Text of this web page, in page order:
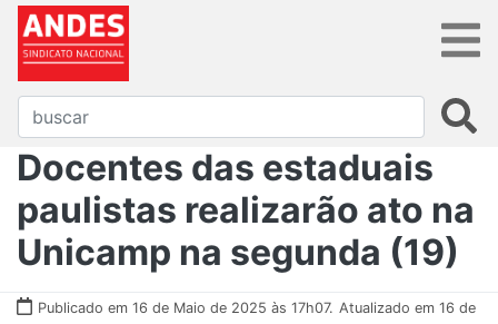
Docentes das estaduais
paulistas realizarão ato na
Unicamp na segunda (19)
Publicado em 16 de Maio de 2025 às 17h07. Atualizado em 16 de